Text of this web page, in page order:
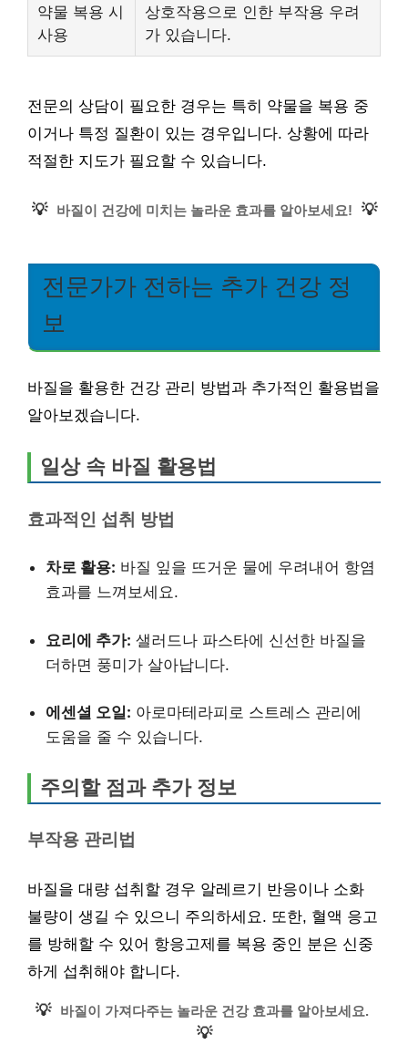
약물 복용 시
사용
상호작용으로 인한 부작용 우려
가 있습니다.
전문의 상담이 필요한 경우는 특히 약물을 복용 중
이거나 특정 질환이 있는 경우입니다. 상황에 따라
적절한 지도가 필요할 수 있습니다.
💡 바질이 건강에 미치는 놀라운 효과를 알아보세요! 💡
전문가가 전하는 추가 건강 정
보
바질을 활용한 건강 관리 방법과 추가적인 활용법을
알아보겠습니다.
일상 속 바질 활용법
효과적인 섭취 방법
차로 활용: 바질 잎을 뜨거운 물에 우려내어 항염
효과를 느껴보세요.
요리에 추가: 샐러드나 파스타에 신선한 바질을
더하면 풍미가 살아납니다.
에센셜 오일: 아로마테라피로 스트레스 관리에
도움을 줄 수 있습니다.
주의할 점과 추가 정보
부작용 관리법
바질을 대량 섭취할 경우 알레르기 반응이나 소화
불량이 생길 수 있으니 주의하세요. 또한, 혈액 응고
를 방해할 수 있어 항응고제를 복용 중인 분은 신중
하게 섭취해야 합니다.
💡 바질이 가져다주는 놀라운 건강 효과를 알아보세요.
💡